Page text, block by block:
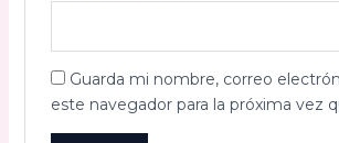
Guarda mi nombre, correo
este navegador para la próxima vez